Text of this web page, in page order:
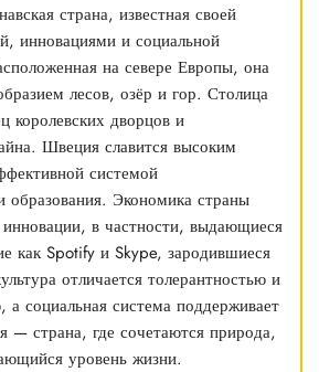
страна, известная своей
инновациями и социальной
на севере Европы, она
лесов, озёр и гор. Столица
королевских дворцов и
Швеция славится высоким
системой
образования. Экономика страны
в частности, выдающиеся
как Spotify и Skype, зародившиеся
отличается толерантностью и
а социальная система поддерживает
— страна, где сочетаются природа,
уровень жизни.